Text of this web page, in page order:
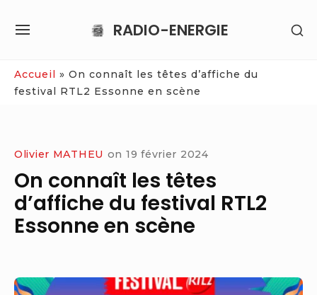
RADIO-ENERGIE
SITE
Accueil » On connaît les têtes d’affiche du
festival RTL2 Essonne en scène
Olivier MATHEU on 19 février 2024
On connaît les têtes
d’affiche du festival RTL2
Essonne en scène